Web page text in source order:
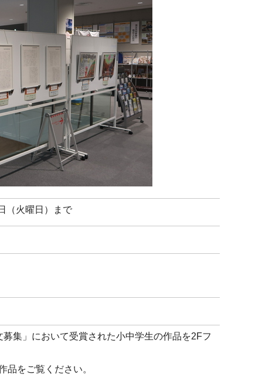
（火曜日）まで
集」において受賞された小中学生の作品を2Fフ
品をご覧ください。